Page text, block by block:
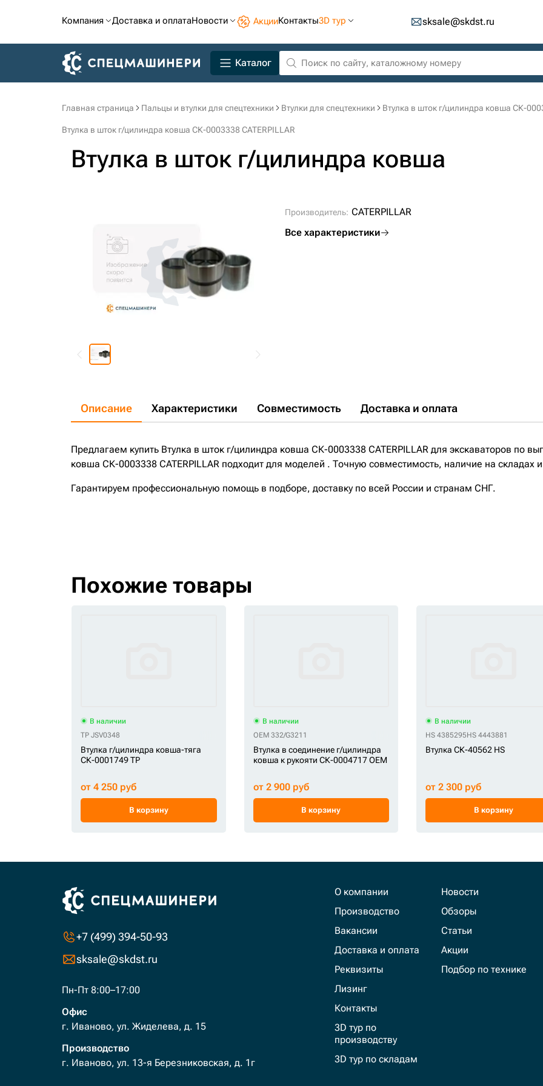
Компания Доставка и оплатаНовости АкцииКонтакты3D тур sksale@skdst.ru
Каталог
Главная страница Пальцы и втулки для спецтехники Втулки для спецтехники Втулка в шток г/цилиндра ковша СК-
Втулка в шток г/цилиндра ковша СК-0003338 CATERPILLAR
Втулка в шток г/цилиндра ковша
Производитель: CATERPILLAR
Все характеристики
Описание Характеристики Совместимость Доставка и оплата
Предлагаем купить Втулка в шток г/цилиндра ковша СК-0003338 CATERPILLAR для экскаваторов по
ковша СК-0003338 CATERPILLAR подходит для моделей . Точную совместимость, наличие на складах
Гарантируем профессиональную помощь в подборе, доставку по всей России и странам СНГ.
Похожие товары
В наличии
TP JSV0348
Втулка г/цилиндра ковша-тяга
СК-0001749 TP
от 4 250 руб
В корзину
В наличии
OEM 332/G3211
Втулка в соединение г/цилиндра
ковша к рукояти СК-0004717 OEM
от 2 900 руб
В корзину
В наличии
HS 4385295HS 4443881
Втулка СК-40562 HS
от 2 300 руб
В корзину
+7 (499) 394-50-93
sksale@skdst.ru
Пн-Пт 8:00–17:00
Офис
г. Иваново, ул. Жиделева, д. 15
Производство
г. Иваново, ул. 13-я Березниковская, д. 1г
О компании
Производство
Вакансии
Доставка и оплата
Реквизиты
Лизинг
Контакты
3D тур по
производству
3D тур по складам
Новости
Обзоры
Статьи
Акции
Подбор по технике